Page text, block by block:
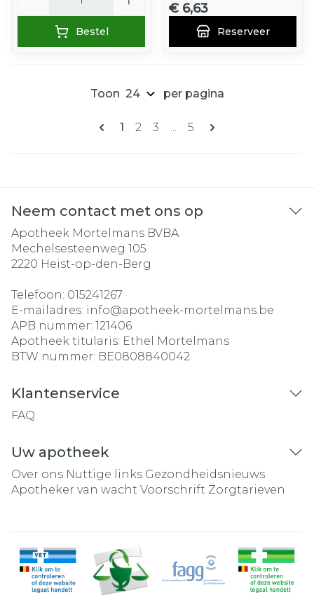
Bestel
€ 6,63
Reserveer
Pagina's
U lees momenteel pagina
1 Pagina
2 Pagina
3 ... Pagina
5
Toon per pagina
Neem contact met ons op
Apotheek Mortelmans BVBA
Mechelsesteenweg 105
2220 Heist-op-den-Berg
Telefoon: 015241267
E-mailadres: info@apotheek-mortelmans.be
APB nummer: 121406
Apotheek titularis: Ethel Mortelmans
BTW nummer: BE0808840042
Klantenservice
FAQ
Uw apotheek
Over ons Nuttige links Gezondheidsnieuws
Apotheker van wacht Voorschrift Zorgtarieven